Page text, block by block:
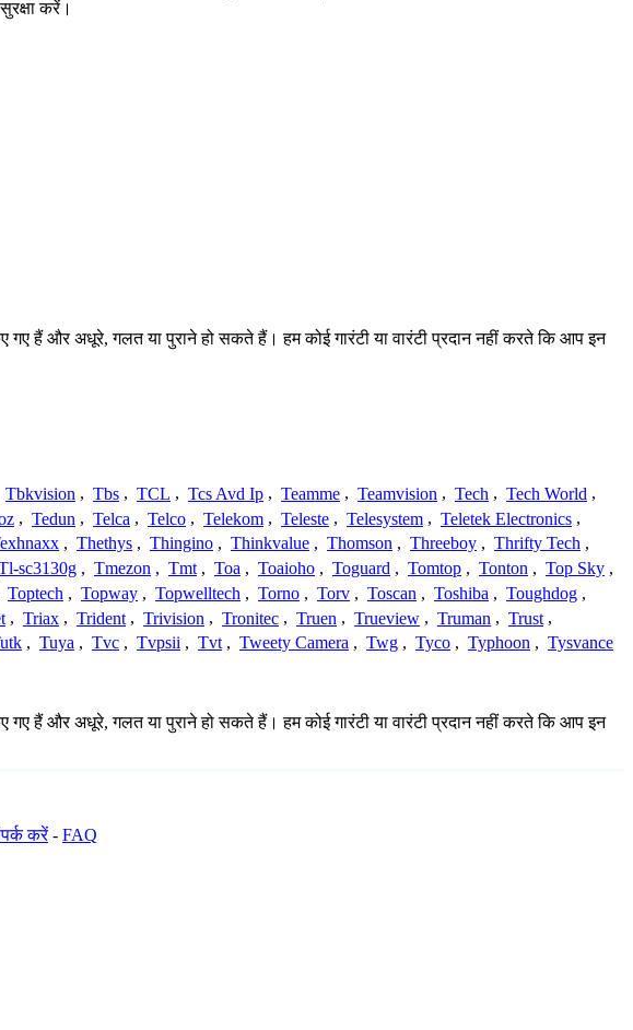
करें।
गए हैं और अधूरे, गलत या पुराने हो सकते हैं। हम कोई गारंटी या वारंटी प्रदान नहीं करते कि आप इन
Tbkvision , Tbs , TCL , Tcs Avd Ip , Teamme , Teamvision , Tech , Tech World ,
, Tedun , Telca , Telco , Telekom , Teleste , Telesystem , Teletek Electronics ,
, Thethys , Thingino , Thinkvalue , Thomson , Threeboy , Thrifty Tech ,
sc3130g , Tmezon , Tmt , Toa , Toaioho , Toguard , Tomtop , Tonton , Top Sky ,
Toptech , Topway , Topwelltech , Torno , Torv , Toscan , Toshiba , Toughdog ,
, Triax , Trident , Trivision , Tronitec , Truen , Trueview , Truman , Trust ,
, Tuya , Tvc , Tvpsii , Tvt , Tweety Camera , Twg , Tyco , Typhoon , Tysvance
गए हैं और अधूरे, गलत या पुराने हो सकते हैं। हम कोई गारंटी या वारंटी प्रदान नहीं करते कि आप इन
करें- FAQ